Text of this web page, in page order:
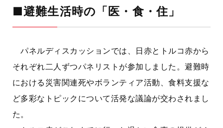
■避難生活時の「医・食・住」
パネルディスカッションでは、日赤とトルコ赤から
それぞれ二人ずつパネリストが参加しました。避難時
における災害関連死やボランティア活動、食料支援な
ど多彩なトピックについて活発な議論が交わされまし
た。